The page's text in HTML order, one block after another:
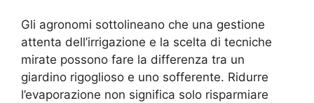
Gli agronomi sottolineano che una gestione
attenta dell’irrigazione e la scelta di tecniche
mirate possono fare la differenza tra un
giardino rigoglioso e uno sofferente. Ridurre
l’evaporazione non significa solo risparmiare